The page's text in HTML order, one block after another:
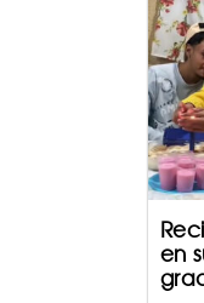
en